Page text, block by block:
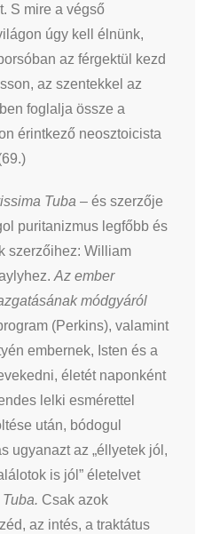
S mire a végső
úgy kell élnünk,
az férgektül kezd
az szentekkel az
foglalja össze a
érintkező neosztoicista
Tuba – és szerzője
puritanizmus legfőbb és
szerzőihez: William
Az ember
módgyáról
(Perkins), valamint
embernek, Isten és a
életét naponként
lelki esmérettel
után, bódogul
ugyanazt az „éllyetek jól,
is jól” életelvet
Csak azok
az intés, a traktátus